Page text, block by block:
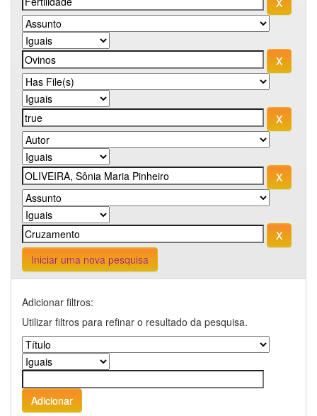
Iniciar uma nova pesquisa
Adicionar filtros:
Utilizar filtros para refinar o resultado da pesquisa.